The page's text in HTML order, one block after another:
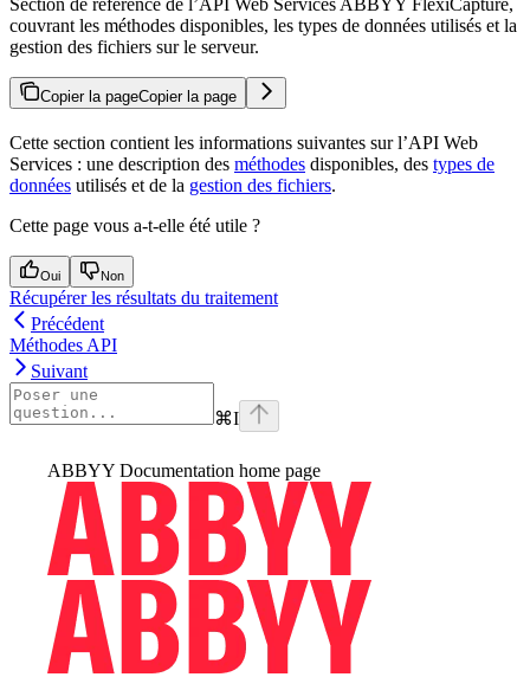
couvrant les méthodes disponibles, les types de données utilisés et la
gestion des fichiers sur le serveur.
Copier la pageCopier la page
Cette section contient les informations suivantes sur l’API Web
Services : une description des méthodes disponibles, des types de
données utilisés et de la gestion des fichiers.
Cette page vous a-t-elle été utile ?
Oui Non
Récupérer les résultats du traitement
Précédent
Méthodes API
Suivant
⌘I
ABBYY Documentation home page